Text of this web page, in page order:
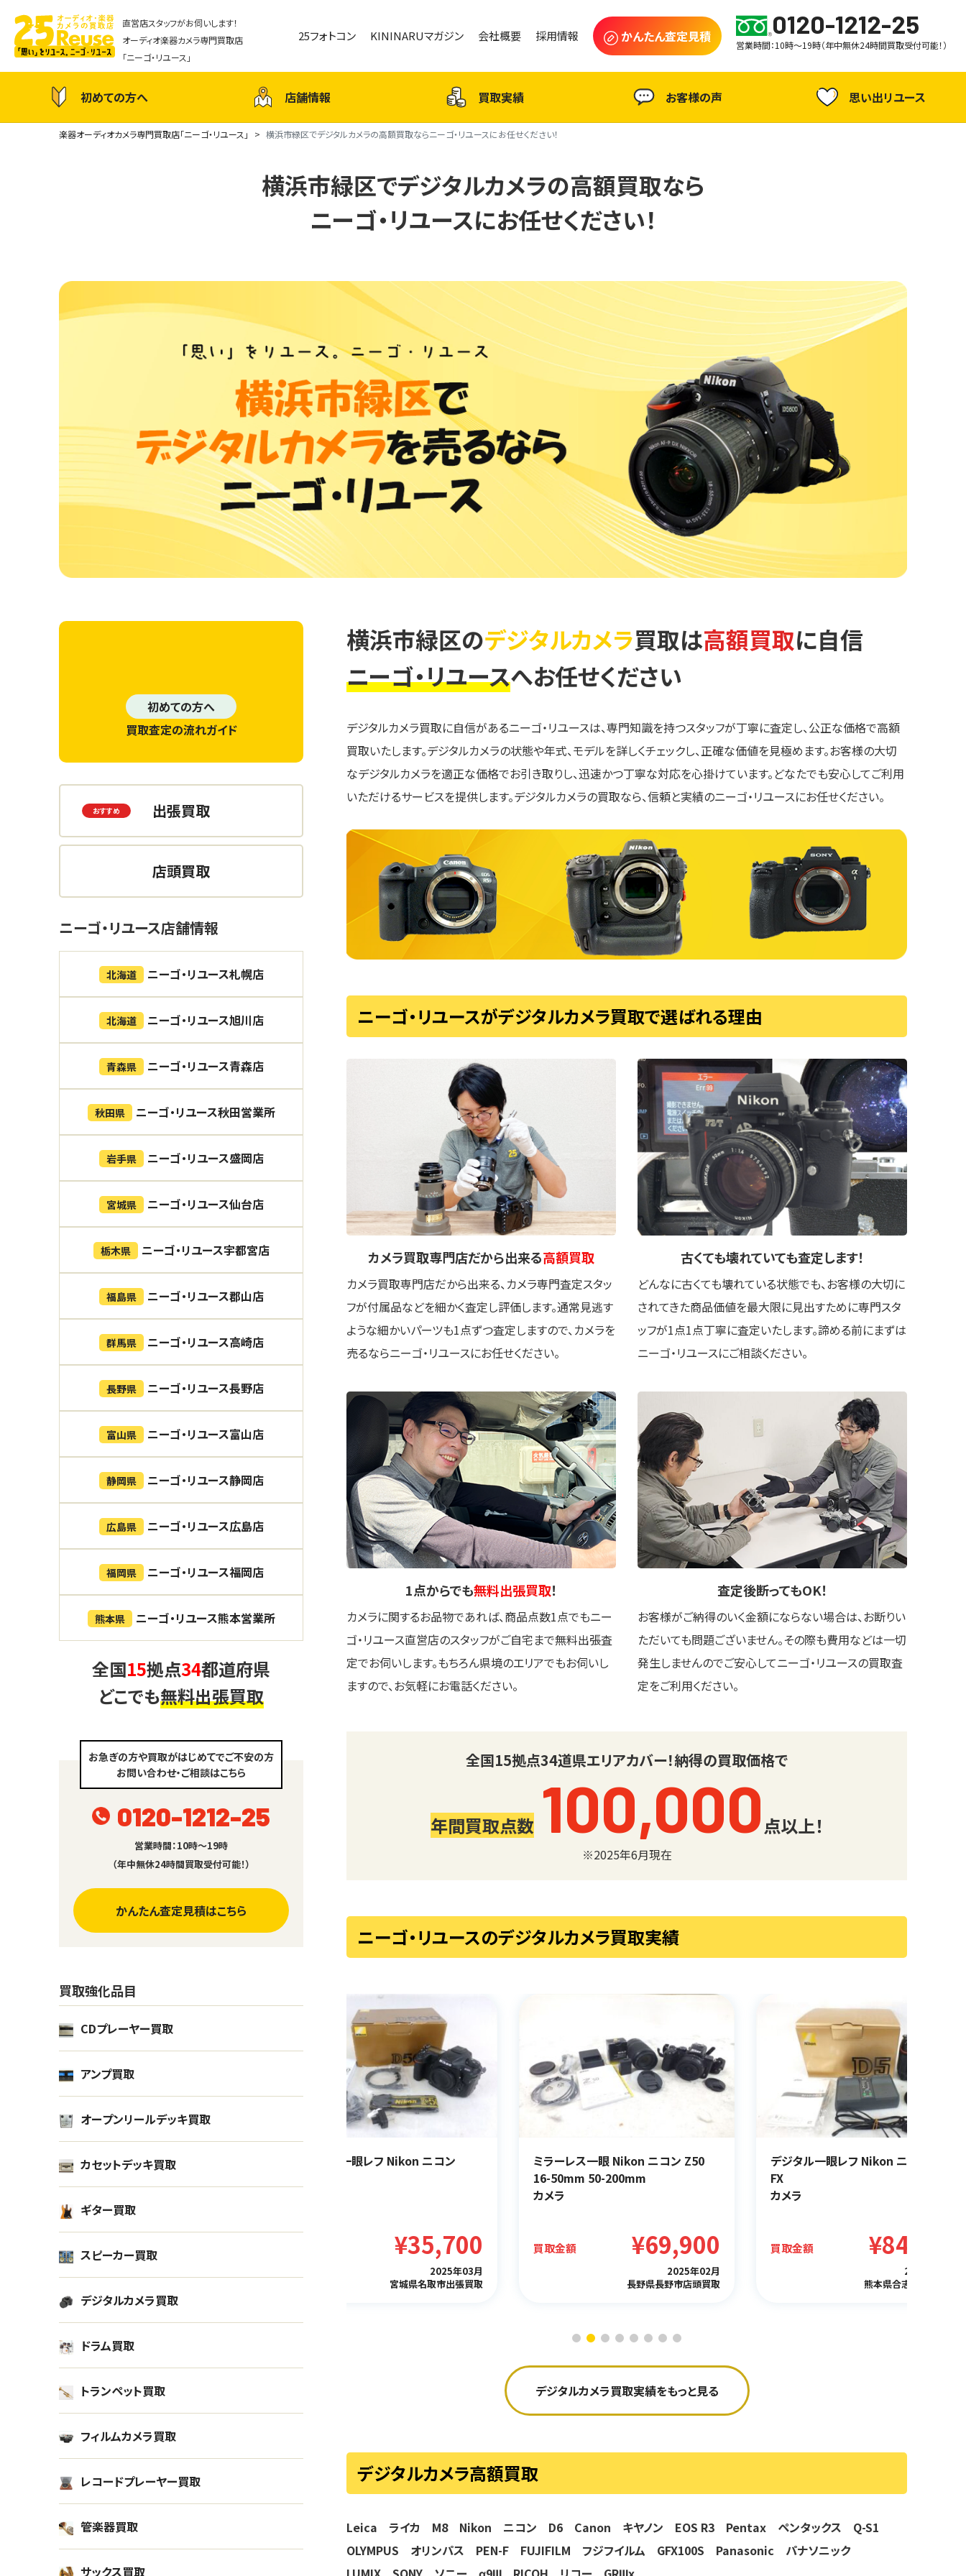
直営店スタッフがお伺いします！
オーディオ楽器カメラ専門買取店
「ニーゴ・リユース」
25フォトコン KININARUマガジン 会社概要 採用情報 かんたん査定見積 0120-1212-25
営業時間：10時～19時（年中無休24時間買取受付可能！）
初めての方へ 店舗情報 買取実績 お客様の声 思い出リユース
楽器オーディオカメラ専門買取店「ニーゴ・リユース」 横浜市緑区でデジタルカメラの高額買取ならニーゴ・リユースにお任せください！
横浜市緑区でデジタルカメラの高額買取なら
ニーゴ・リユースにお任せください！
横浜市緑区のデジタルカメラ買取は高額買取に自信
ニーゴ・リユースへお任せください
デジタルカメラ買取に自信があるニーゴ・リユースは、専門知識を持つスタッフが丁寧に査定し、公正な価格で高額
買取いたします。デジタルカメラの状態や年式、モデルを詳しくチェックし、正確な価値を見極めます。お客様の大切
なデジタルカメラを適正な価格でお引き取りし、迅速かつ丁寧な対応を心掛けています。どなたでも安心してご利用
いただけるサービスを提供します。デジタルカメラの買取なら、信頼と実績のニーゴ・リユースにお任せください。
ニーゴ・リユースがデジタルカメラ買取で選ばれる理由
カメラ買取専門店だから出来る高額買取
カメラ買取専門店だから出来る、カメラ専門査定スタッ
フが付属品などを細かく査定し評価します。通常見逃す
ような細かいパーツも1点ずつ査定しますので、カメラを
売るならニーゴ・リユースにお任せください。
古くても壊れていても査定します！
どんなに古くても壊れている状態でも、お客様の大切に
されてきた商品価値を最大限に見出すために専門スタ
ッフが1点1点丁寧に査定いたします。諦める前にまずは
ニーゴ・リユースにご相談ください。
1点からでも無料出張買取！
カメラに関するお品物であれば、商品点数1点でもニー
ゴ・リユース直営店のスタッフがご自宅まで無料出張査
定でお伺いします。もちろん県境のエリアでもお伺いし
ますので、お気軽にお電話ください。
査定後断ってもOK！
お客様がご納得のいく金額にならない場合は、お断りい
ただいても問題ございません。その際も費用などは一切
発生しませんのでご安心してニーゴ・リユースの買取査
定をご利用ください。
全国15拠点34道県エリアカバー！納得の買取価格で
年間買取点数 100,000点以上！
※2025年6月現在
ニーゴ・リユースのデジタルカメラ買取実績
デジタルカメラ Panasonic パナソニ
ック DC-G100V
買取金額 ¥40,000
デジタル一眼レフ Nikon ニコン
¥35,700
2025年03月
宮城県名取市出張買取
ミラーレス一眼 Nikon ニコン Z50
16-50mm 50-200mm
カメラ
買取金額 ¥69,900
2025年02月
長野県長野市店頭買取
デジタル一眼レフ Nikon ニコン D5
FX
カメラ
買取金額 ¥84,000
2025年03月
熊本県合志市出張買取
デジタルカメラ買取実績をもっと見る
デジタルカメラ高額買取
Leica ライカ M8 Nikon ニコン D6 Canon キヤノン EOS R3 Pentax ペンタックス Q-S1
OLYMPUS オリンパス PEN-F FUJIFILM フジフイルム GFX100S Panasonic パナソニック
初めての方へ
買取査定の流れガイド
出張買取
店頭買取
ニーゴ・リユース店舗情報
北海道 ニーゴ・リユース札幌店
北海道 ニーゴ・リユース旭川店
青森県 ニーゴ・リユース青森店
秋田県 ニーゴ・リユース秋田営業所
岩手県 ニーゴ・リユース盛岡店
宮城県 ニーゴ・リユース仙台店
栃木県 ニーゴ・リユース宇都宮店
福島県 ニーゴ・リユース郡山店
群馬県 ニーゴ・リユース高崎店
長野県 ニーゴ・リユース長野店
富山県 ニーゴ・リユース富山店
静岡県 ニーゴ・リユース静岡店
広島県 ニーゴ・リユース広島店
福岡県 ニーゴ・リユース福岡店
熊本県 ニーゴ・リユース熊本営業所
全国15拠点34都道府県
どこでも無料出張買取
お急ぎの方や買取がはじめてでご不安の方
お問い合わせ・ご相談はこちら
0120-1212-25
営業時間：10時～19時
（年中無休24時間買取受付可能！）
かんたん査定見積はこちら
買取強化品目
CDプレーヤー買取
アンプ買取
オープンリールデッキ買取
カセットデッキ買取
ギター買取
スピーカー買取
デジタルカメラ買取
ドラム買取
トランペット買取
フィルムカメラ買取
レコードプレーヤー買取
管楽器買取
サックス買取